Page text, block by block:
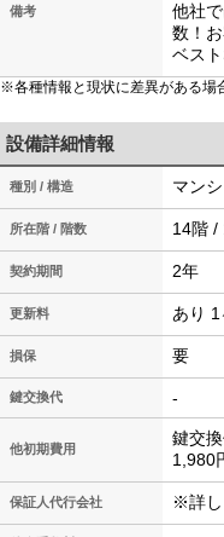
備考
他社
数！
ベス
※各種情報と現状に差異がある場
設備詳細情報
種別 / 構造 マン
所在階 / 階数 14階 /
契約期間 2年
更新料 あり 1
損保 要
鍵交換代 -
他初期費用
鍵交
1,980
保証人代行会社 ※詳し